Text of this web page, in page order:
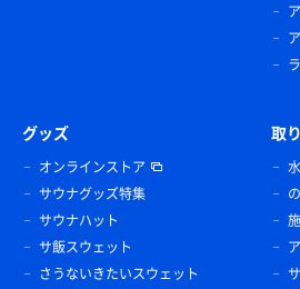
グッズ
オンラインストア
サウナグッズ特集
サウナハット
サ飯スウェット
さうないきたいスウェット
取